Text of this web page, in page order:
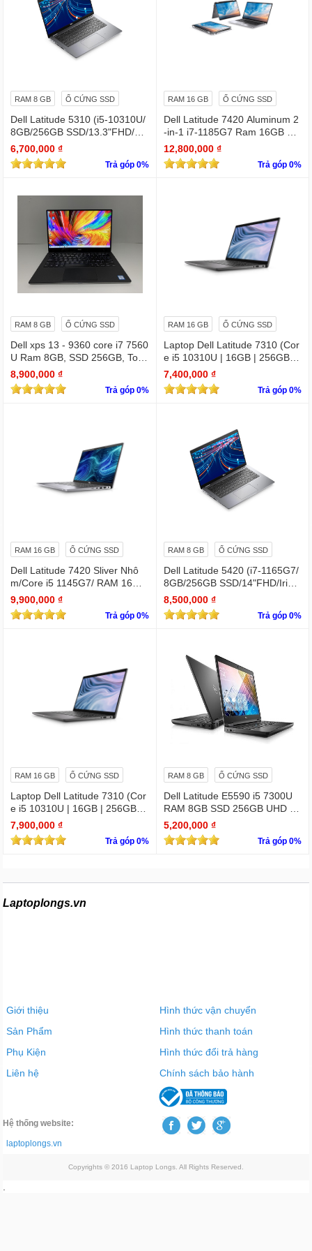
RAM 8 GB Ổ CỨNG SSD
Dell Latitude 5310 (i5-10310U/
8GB/256GB SSD/13.3"FHD/Wi
n11Pro)
6,700,000 ₫
Trả góp 0%
RAM 16 GB Ổ CỨNG SSD
Dell Latitude 7420 Aluminum 2
-in-1 i7-1185G7 Ram 16GB Ful
l HD TOUCH x360
12,800,000 ₫
Trả góp 0%
RAM 8 GB Ổ CỨNG SSD
Dell xps 13 - 9360 core i7 7560
U Ram 8GB, SSD 256GB, Touc
hscreen QHD (3200x1800)
8,900,000 ₫
Trả góp 0%
RAM 16 GB Ổ CỨNG SSD
Laptop Dell Latitude 7310 (Cor
e i5 10310U | 16GB | 256GB | I
ntel UHD | 13.3 FHD
7,400,000 ₫
Trả góp 0%
RAM 16 GB Ổ CỨNG SSD
Dell Latitude 7420 Sliver Nhô
m/Core i5 1145G7/ RAM 16Gb/
SSD Nvme 512Gb/LCD 14' FH
D 1920 x 1080/ Like new / WIN
bản quyền
9,900,000 ₫
Trả góp 0%
RAM 8 GB Ổ CỨNG SSD
Dell Latitude 5420 (i7-1165G7/
8GB/256GB SSD/14"FHD/Iris X
e Graphics/Win11Pro)
8,500,000 ₫
Trả góp 0%
RAM 16 GB Ổ CỨNG SSD
Laptop Dell Latitude 7310 (Cor
e i5 10310U | 16GB | 256GB | I
ntel UHD | 13.3 FHD Cảm ứng
7,900,000 ₫
Trả góp 0%
RAM 8 GB Ổ CỨNG SSD
Dell Latitude E5590 i5 7300U
RAM 8GB SSD 256GB UHD Gr
aphics 620 15.6 INCH FHD
5,200,000 ₫
Trả góp 0%
Laptoplongs.vn
Giới thiệu
Sản Phẩm
Phụ Kiện
Liên hệ
Hình thức vận chuyển
Hình thức thanh toán
Hình thức đổi trả hàng
Chính sách bảo hành
Hệ thống website:
laptoplongs.vn
Copyrights © 2016 Laptop Longs. All Rights Reserved.